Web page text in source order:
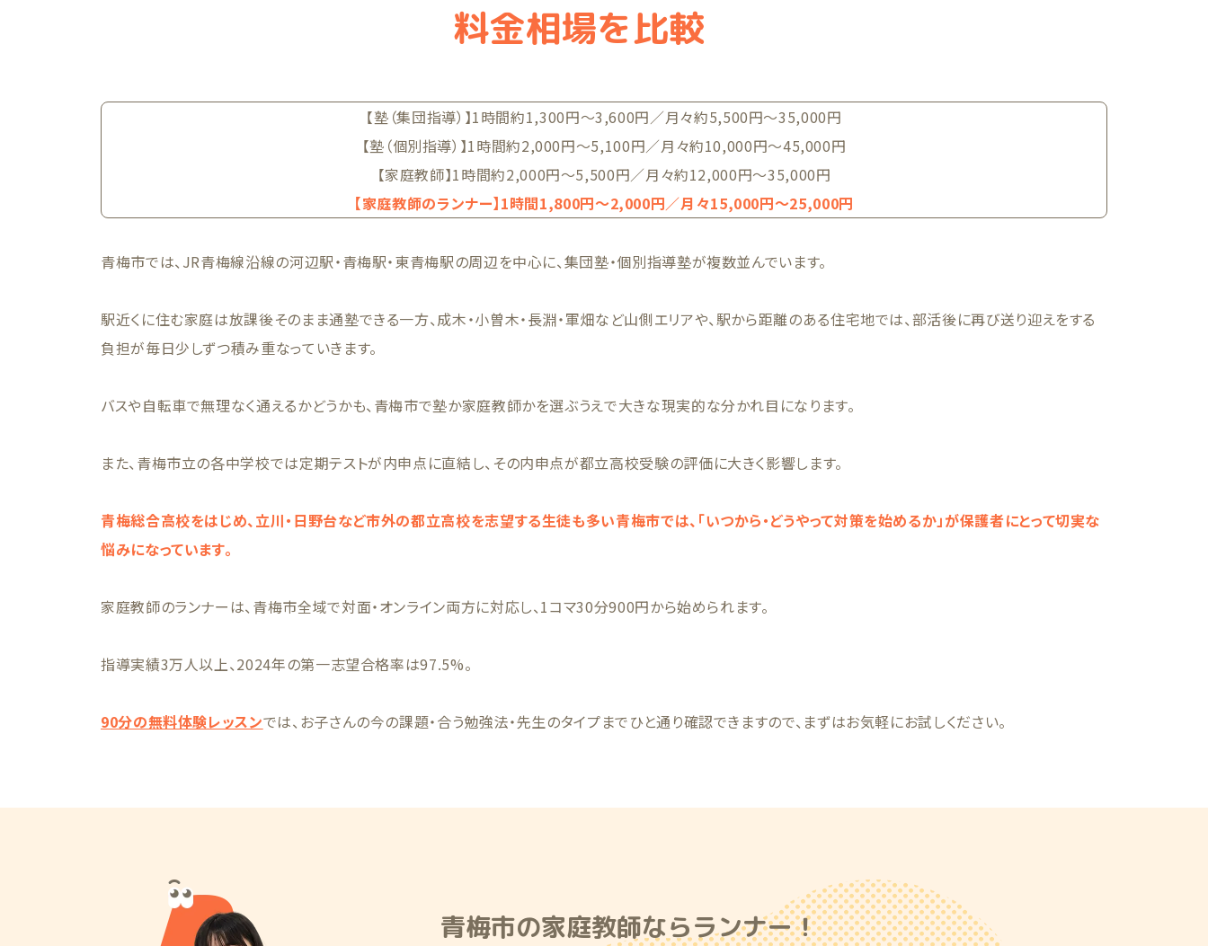
料金相場を比較
【塾（集団指導）】1時間約1,300円〜3,600円／月々約5,500円〜35,000円
【塾（個別指導）】1時間約2,000円〜5,100円／月々約10,000円〜45,000円
【家庭教師】1時間約2,000円〜5,500円／月々約12,000円〜35,000円
【家庭教師のランナー】1時間1,800円〜2,000円／月々15,000円〜25,000円
青梅市では、JR青梅線沿線の河辺駅・青梅駅・東青梅駅の周辺を中心に、集団塾・個別指導塾が複数並んでいます。
駅近くに住む家庭は放課後そのまま通塾できる一方、成木・小曽木・長淵・軍畑など山側エリアや、駅から距離のある住宅地では、部活後に再び送り迎えをする
負担が毎日少しずつ積み重なっていきます。
バスや自転車で無理なく通えるかどうかも、青梅市で塾か家庭教師かを選ぶうえで大きな現実的な分かれ目になります。
また、青梅市立の各中学校では定期テストが内申点に直結し、その内申点が都立高校受験の評価に大きく影響します。
青梅総合高校をはじめ、立川・日野台など市外の都立高校を志望する生徒も多い青梅市では、「いつから・どうやって対策を始めるか」が保護者にとって切実な
悩みになっています。
家庭教師のランナーは、青梅市全域で対面・オンライン両方に対応し、1コマ30分900円から始められます。
指導実績3万人以上、2024年の第一志望合格率は97.5%。
90分の無料体験レッスンでは、お子さんの今の課題・合う勉強法・先生のタイプまでひと通り確認できますので、まずはお気軽にお試しください。
青梅市の家庭教師ならランナー！